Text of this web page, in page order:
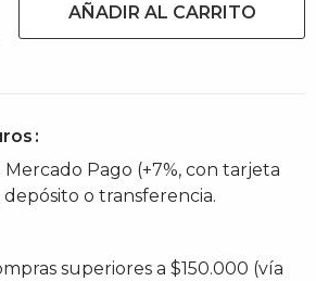
AÑADIR AL CARRITO
Pago (+7%, con tarjeta
depósito o transferencia.
superiores a $150.000 (vía